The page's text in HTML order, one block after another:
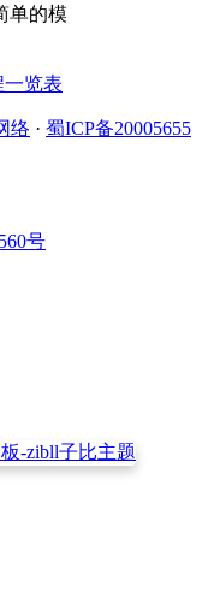
单的模
一览表
络 · 蜀ICP备20005655
号